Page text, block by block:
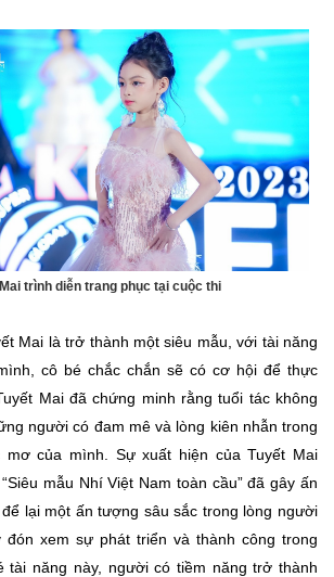
trình diễn trang phục tại cuộc thi
Mai là trở thành một siêu mẫu, với tài năng
cô bé chắc chắn sẽ có cơ hội để thực
Mai đã chứng minh rằng tuổi tác không
người có đam mê và lòng kiên nhẫn trong
của mình. Sự xuất hiện của Tuyết Mai
mẫu Nhí Việt Nam toàn cầu” đã gây ấn
lại một ấn tượng sâu sắc trong lòng người
đón xem sự phát triển và thành công trong
tài năng này, người có tiềm năng trở thành